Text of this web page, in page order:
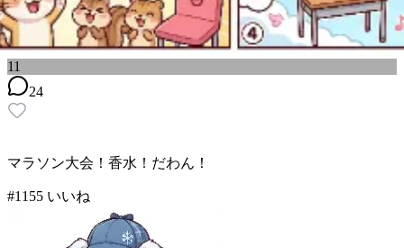
11
24
マラソン大会！香水！だわん！
#11 55 いいね